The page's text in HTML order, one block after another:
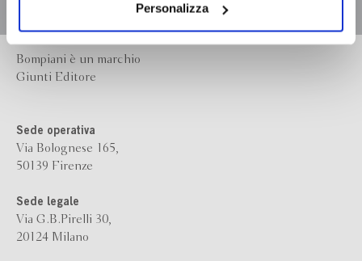
il tuo consenso alla profilazione che potrai revocare in
ogni momentoRevoca
Personalizza
Bompiani è un marchio
Giunti Editore
Sede operativa
Via Bolognese 165,
50139 Firenze
Sede legale
Via G.B.Pirelli 30,
20124 Milano